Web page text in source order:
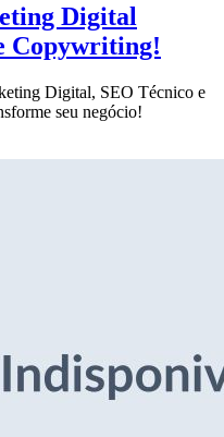
Digital
Copywriting!
Digital, SEO Técnico e
seu negócio!